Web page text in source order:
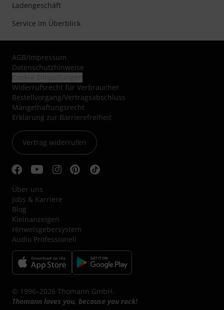
Ladengeschäft
Service im Überblick
AGB/Impressum
Datenschutzhinweise
Widerrufsrecht für Verbraucher
Bestellvorgang/Vertragsabschluss
Mängelhaftungsrecht
Erklärung zur Barrierefreiheit
Vertrag widerrufen
Über uns
Jobs & Karriere
Blog
Kleinanzeigen
Hinweisgebersystem
Audio Professionell
© 1996–2026 Thomann GmbH.
Thomann loves you, because you rock!